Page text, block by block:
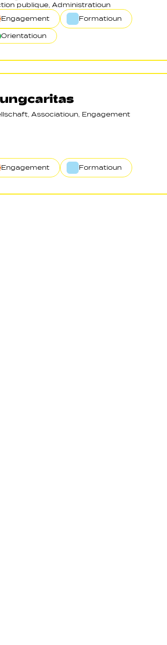
publique, Administratioun
Engagement
Formatioun
Orientatioun
Associatioun, Engagement
Engagement Formatioun